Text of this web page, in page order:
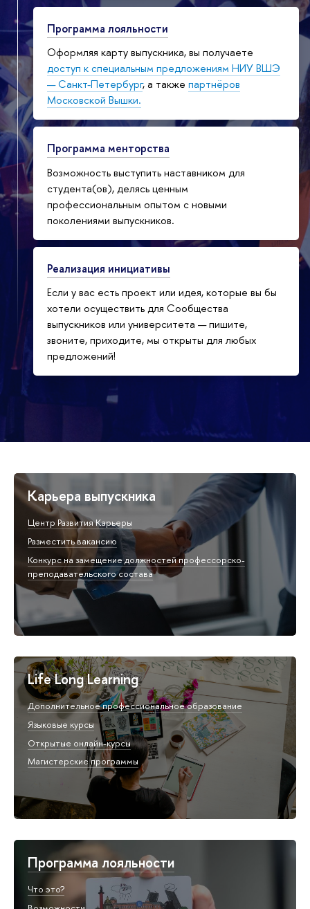
Программа лояльности
Оформляя карту выпускника, вы получаете
доступ к специальным предложениям НИУ ВШЭ
— Санкт-Петербург, а также партнёров
Московской Вышки.
Программа менторства
Возможность выступить наставником для
студента(ов), делясь ценным
профессиональным опытом с новыми
поколениями выпускников.
Реализация инициативы
Если у вас есть проект или идея, которые вы бы
хотели осуществить для Сообщества
выпускников или университета — пишите,
звоните, приходите, мы открыты для любых
предложений!
Карьера выпускника
Центр Развития Карьеры
Разместить вакансию
Конкурс на замещение должностей профессорско-
преподавательского состава
Life Long Learning
Дополнительное профессиональное образование
Языковые курсы
Открытые онлайн-курсы
Магистерские программы
Программа лояльности
Что это?